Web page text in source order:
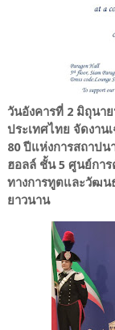
วันอังคารที่ 2 มิถุนา
ประเทศไทย จัดงาน
80 ปีแห่งการสถาป
ฮอลล์ ชั้น 5 ศูนย์กา
ทางการทูตและวัฒน
ยาวนาน